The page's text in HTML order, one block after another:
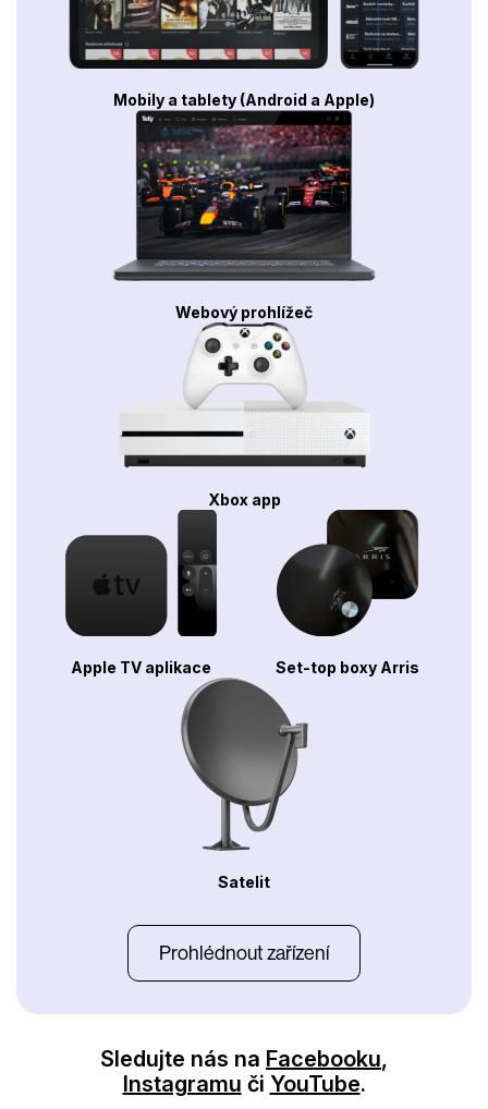
Mobily a tablety (Android a Apple)
Webový prohlížeč
Xbox app
Apple TV aplikace Set-top boxy Arris
Satelit
Prohlédnout zařízení
Sledujte nás na Facebooku,
Instagramu či YouTube.